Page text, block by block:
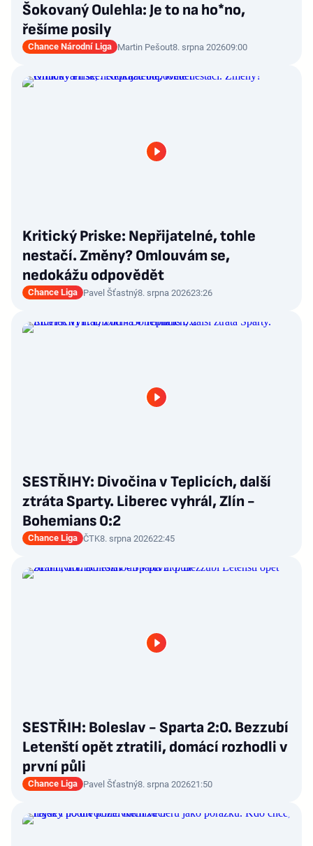
Šokovaný Oulehla: Je to na ho*no,
řešíme posily
Chance Národní Liga Martin Pešout8. srpna 202609:00
Kritický Priske: Nepřijatelné, tohle
nestačí. Změny? Omlouvám se,
nedokážu odpovědět
Chance Liga Pavel Šťastný8. srpna 202623:26
SESTŘIHY: Divočina v Teplicích, další
ztráta Sparty. Liberec vyhrál, Zlín -
Bohemians 0:2
Chance Liga ČTK8. srpna 202622:45
SESTŘIH: Boleslav - Sparta 2:0. Bezzubí
Letenští opět ztratili, domácí rozhodli v
první půli
Chance Liga Pavel Šťastný8. srpna 202621:50